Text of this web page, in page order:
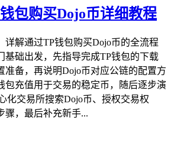
包购买Dojo币详细教程
详解通过TP钱包购买Dojo币的全流程
基础出发，先指导完成TP钱包的下载
准备，再说明Dojo币对应公链的配置方
包充值用于交易的稳定币，随后逐步演
化交易所搜索Dojo币、授权交易权
骤，最后补充新手...